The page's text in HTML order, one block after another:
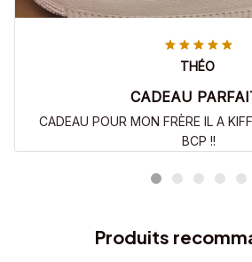
THÉO
CADEAU
CADEAU POUR MON FRÈRE IL A
BCP !!
Produits